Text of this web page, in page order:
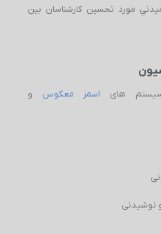
تحسين كارشناسان بين
هایاسمز معکوسو